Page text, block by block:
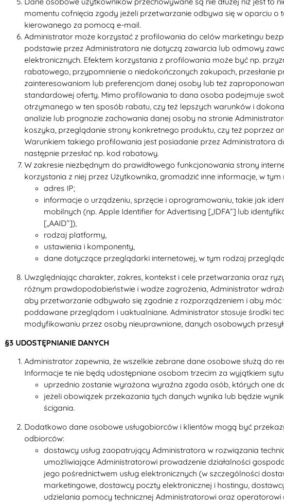
momentu cofnięcia zgody jeżeli przetwarzanie odbywa się w oparciu
kierowanego za pomocą e-mail.
Administrator może korzystać z profilowania do celów marketingu
podstawie przez Administratora nie dotyczą zawarcia lub odmowy
elektronicznych. Efektem korzystania z profilowania może być np.
rabatowego, przypomnienie o niedokończonych zakupach,
zainteresowaniom lub preferencjom danej osoby lub też
standardowej oferty. Mimo profilowania to dana osoba podejmuje
otrzymanego w ten sposób rabatu, czy też lepszych warunków i
analizie lub prognozie zachowania danej osoby na stronie
koszyka, przeglądanie strony konkretnego produktu, czy też poprzez
Warunkiem takiego profilowania jest posiadanie przez Administratora
następnie przesłać np. kod rabatowy.
W zakresie niezbędnym do prawidłowego funkcjonowania strony
korzystania z niej przez Użytkownika, gromadzić inne informacje, w tym
adres IP;
informacje o urządzeniu, sprzęcie i oprogramowaniu, takie jak
mobilnych (np. Apple Identifier for Advertising [„IDFA”] lub
[„AAID”]),
rodzaj platformy,
ustawienia i komponenty,
dane dotyczące przeglądarki internetowej, w tym rodzaj
Uwzględniając charakter, zakres, kontekst i cele przetwarzania oraz
różnym prawdopodobieństwie i wadze zagrożenia, Administrator
aby przetwarzanie odbywało się zgodnie z rozporządzeniem i aby
poddawane przeglądom i uaktualniane. Administrator stosuje środki
modyfikowaniu przez osoby nieuprawnione, danych osobowych
§3 UDOSTĘPNIANIE DANYCH
Administrator zapewnia, że wszelkie zebrane dane osobowe służą do
Informacje te nie będą udostępniane osobom trzecim za wyjątkiem
uprzednio zostanie wyrażona wyraźna zgoda osób, których one
jeżeli obowiązek przekazania tych danych wynika lub będzie
ścigania.
Dodatkowo dane osobowe usługobiorców i klientów mogą być
odbiorców:
dostawcy usług zaopatrujący Administratora w rozwiązania
umożliwiające Administratorowi prowadzenie działalności
jego pośrednictwem usług elektronicznych (w szczególności
marketingowe, dostawcy poczty elektronicznej i hostingu,
udzielania pomocy technicznej Administratorowi oraz